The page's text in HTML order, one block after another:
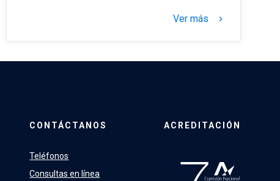
Ver más keyboard_arrow_right
CONTÁCTANOS
Teléfonos
Consultas en línea
ACREDITACIÓN